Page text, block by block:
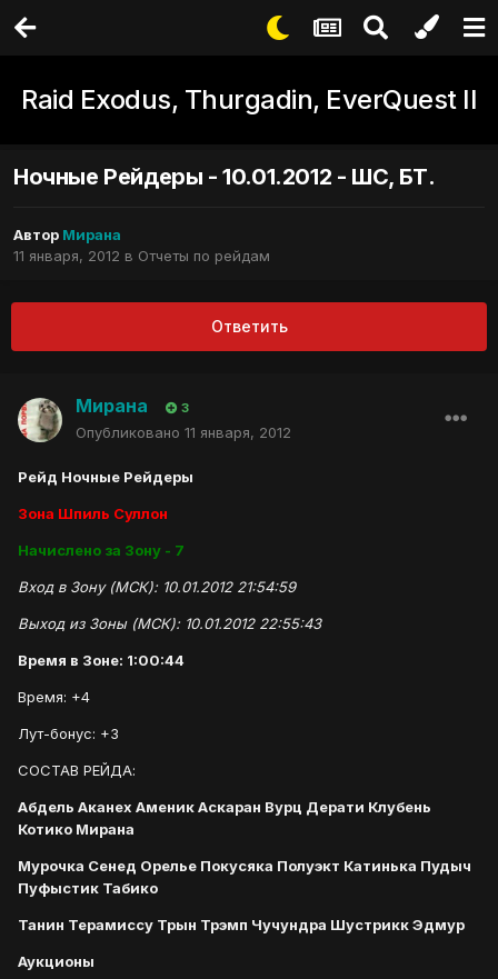
Raid Exodus, Thurgadin, EverQuest II
Ночные Рейдеры - 10.01.2012 - ШС, БТ.
Автор Мирана
11 января, 2012 в Отчеты по рейдам
Ответить
Мирана 3
Опубликовано 11 января, 2012
Рейд Ночные Рейдеры
Зона Шпиль Суллон
Начислено за Зону - 7
Вход в Зону (МСК): 10.01.2012 21:54:59
Выход из Зоны (МСК): 10.01.2012 22:55:43
Время в Зоне: 1:00:44
Время: +4
Лут-бонус: +3
СОСТАВ РЕЙДА:
Абдель Аканех Аменик Аскаран Вурц Дерати Клубень
Котико Мирана
Мурочка Сенед Орелье Покусяка Полуэкт Катинька Пудыч
Пуфыстик Табико
Танин Терамиссу Трын Трэмп Чучундра Шустрикк Эдмур
Аукционы